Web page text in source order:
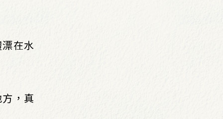
在水
，真